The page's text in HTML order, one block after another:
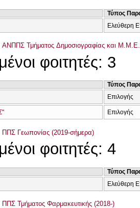
Τύπος
Ελεύθερη
ΑΝΠΠΣ Τμήματος Δημοσιογραφίας και
φοιτητές: 3
Τύπος
Επιλογής
Επιλογής
ΠΠΣ Γεωπονίας (2019-σήμερα)
φοιτητές: 4
Τύπος
Ελεύθερη
ΠΠΣ Τμήματος Φαρμακευτικής (2018-)